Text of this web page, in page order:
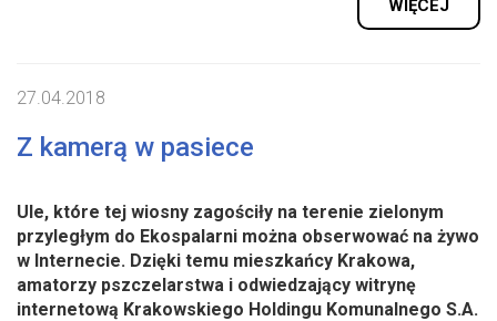
WIĘCEJ
27.04.2018
Z kamerą w pasiece
Ule, które tej wiosny zagościły na terenie zielonym
przyległym do Ekospalarni można obserwować na żywo
w Internecie. Dzięki temu mieszkańcy Krakowa,
amatorzy pszczelarstwa i odwiedzający witrynę
internetową Krakowskiego Holdingu Komunalnego S.A.